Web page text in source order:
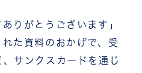
りがとうございます」
た資料のおかげで、受
サンクスカードを通じ